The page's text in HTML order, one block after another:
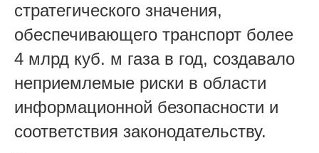
стратегического значения,
обеспечивающего транспорт более
4 млрд куб. м газа в год, создавало
неприемлемые риски в области
информационной безопасности и
соответствия законодательству.